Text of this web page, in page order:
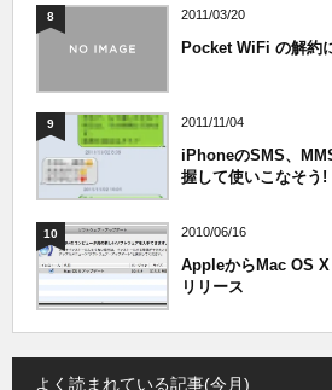
8 2011/03/20
Pocket WiFi の解約
9 2011/11/04
iPhoneのSMS、
握して使いこなそう!
10 2010/06/16
AppleからMac OS
リリース
よく読まれている記事(今月)